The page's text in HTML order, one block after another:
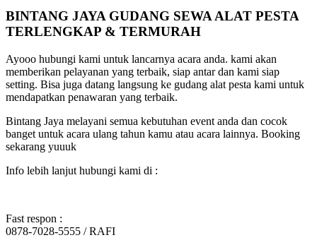
BINTANG JAYA GUDANG SEWA ALAT PESTA
TERLENGKAP & TERMURAH
Ayooo hubungi kami untuk lancarnya acara anda. kami akan
memberikan pelayanan yang terbaik, siap antar dan kami siap
setting. Bisa juga datang langsung ke gudang alat pesta kami untuk
mendapatkan penawaran yang terbaik.
Bintang Jaya melayani semua kebutuhan event anda dan cocok
banget untuk acara ulang tahun kamu atau acara lainnya. Booking
sekarang yuuuk
Info lebih lanjut hubungi kami di :
Fast respon :
0878-7028-5555 / RAFI